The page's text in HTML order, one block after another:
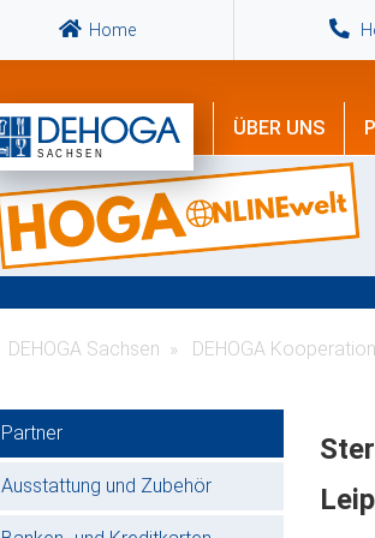
Home
ÜBER UNS
DEHOGA Sachsen DEHOGA
Partner
Ausstattung und Zubehör